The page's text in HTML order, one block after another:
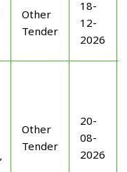
Other
Tender
18-
12-
2026
Other
Tender
20-
08-
2026